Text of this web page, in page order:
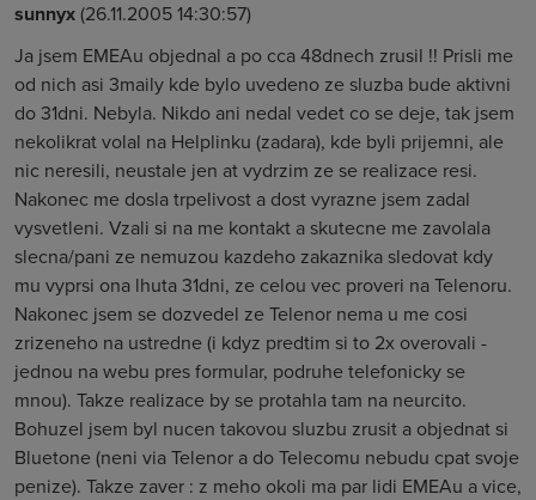
sunnyx(26.11.2005 14:30:57)
Ja jsem EMEAu objednal a po cca 48dnech zrusil !! Prisli me
od nich asi 3maily kde bylo uvedeno ze sluzba bude aktivni
do 31dni. Nebyla. Nikdo ani nedal vedet co se deje, tak jsem
nekolikrat volal na Helplinku (zadara), kde byli prijemni, ale
nic neresili, neustale jen at vydrzim ze se realizace resi.
Nakonec me dosla trpelivost a dost vyrazne jsem zadal
vysvetleni. Vzali si na me kontakt a skutecne me zavolala
slecna/pani ze nemuzou kazdeho zakaznika sledovat kdy
mu vyprsi ona lhuta 31dni, ze celou vec proveri na Telenoru.
Nakonec jsem se dozvedel ze Telenor nema u me cosi
zrizeneho na ustredne (i kdyz predtim si to 2x overovali -
jednou na webu pres formular, podruhe telefonicky se
mnou). Takze realizace by se protahla tam na neurcito.
Bohuzel jsem byl nucen takovou sluzbu zrusit a objednat si
Bluetone (neni via Telenor a do Telecomu nebudu cpat svoje
penize). Takze zaver : z meho okoli ma par lidi EMEAu a vice,